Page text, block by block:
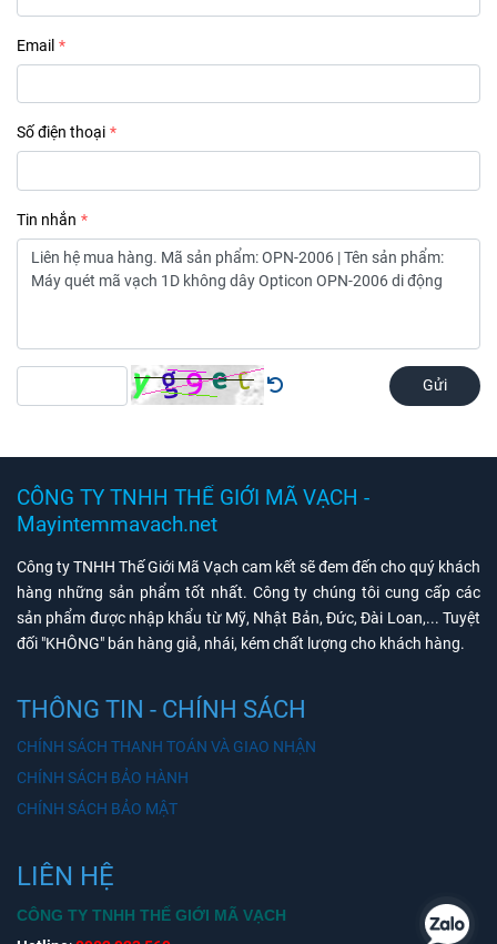
Email
Số điện thoại
Tin nhắn
Gửi
CÔNG TY TNHH THẾ GIỚI MÃ VẠCH -
Mayintemmavach.net
Công ty TNHH Thế Giới Mã Vạch cam kết sẽ đem đến cho quý khách
hàng những sản phẩm tốt nhất. Công ty chúng tôi cung cấp các
sản phẩm được nhập khẩu từ Mỹ, Nhật Bản, Đức, Đài Loan,... Tuyệt
đối "KHÔNG" bán hàng giả, nhái, kém chất lượng cho khách hàng.
THÔNG TIN - CHÍNH SÁCH
CHÍNH SÁCH THANH TOÁN VÀ GIAO NHẬN
CHÍNH SÁCH BẢO HÀNH
CHÍNH SÁCH BẢO MẬT
LIÊN HỆ
CÔNG TY TNHH THẾ GIỚI MÃ VẠCH